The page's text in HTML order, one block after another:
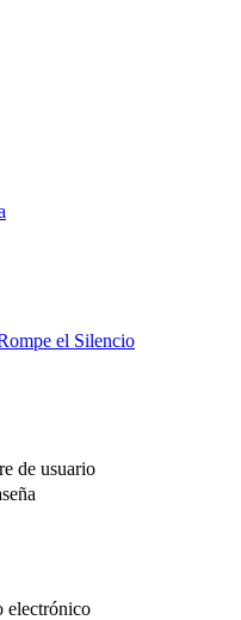
el Silencio
de usuario
electrónico